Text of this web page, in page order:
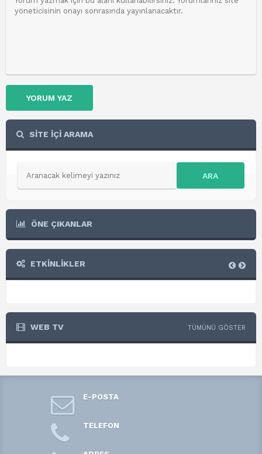
YORUM YAZ
SİTE İÇİ ARAMA
ARA
ÖNE ÇIKANLAR
ETKİNLİKLER
WEB TV TÜMÜNÜ GÖSTER
E-POSTA
TELEFON